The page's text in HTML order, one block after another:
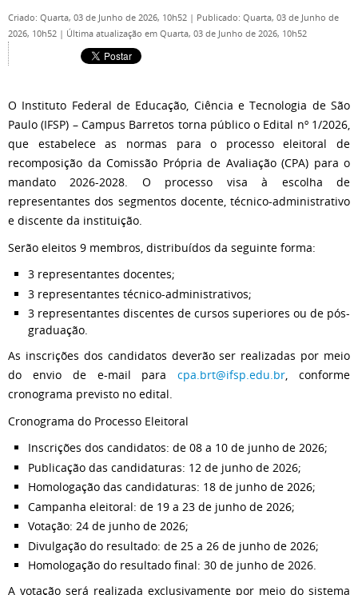
Criado: Quarta, 03 de Junho de 2026, 10h52 | Publicado: Quarta, 03 de Junho de
2026, 10h52 | Última atualização em Quarta, 03 de Junho de 2026, 10h52
O Instituto Federal de Educação, Ciência e Tecnologia de São
Paulo (IFSP) – Campus Barretos torna público o Edital nº 1/2026,
que estabelece as normas para o processo eleitoral de
recomposição da Comissão Própria de Avaliação (CPA) para o
mandato 2026-2028. O processo visa à escolha de
representantes dos segmentos docente, técnico-administrativo
e discente da instituição.
Serão eleitos 9 membros, distribuídos da seguinte forma:
3 representantes docentes;
3 representantes técnico-administrativos;
3 representantes discentes de cursos superiores ou de pós-
graduação.
As inscrições dos candidatos deverão ser realizadas por meio
do envio de e-mail paracpa.brt@ifsp.edu.br, conforme
cronograma previsto no edital.
Cronograma do Processo Eleitoral
Inscrições dos candidatos: de 08 a 10 de junho de 2026;
Publicação das candidaturas: 12 de junho de 2026;
Homologação das candidaturas: 18 de junho de 2026;
Campanha eleitoral: de 19 a 23 de junho de 2026;
Votação: 24 de junho de 2026;
Divulgação do resultado: de 25 a 26 de junho de 2026;
Homologação do resultado final: 30 de junho de 2026.
A votação será realizada exclusivamente por meio do sistema